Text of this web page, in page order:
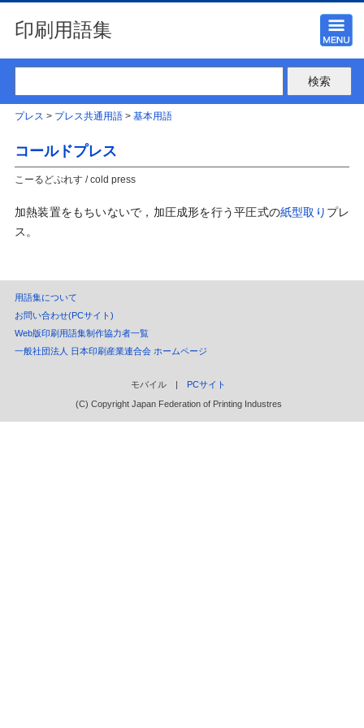
印刷用語集
プレス > プレス共通用語> 基本用語
コールドプレス
こーるどぷれす / cold press
加熱装置をもちいないで，加圧成形を行う平圧式の紙型取り プレ
ス。
用語集について
お問い合わせ(PCサイト)
Web版印刷用語集制作協力者一覧
一般社団法人 日本印刷産業連合会 ホームページ
モバイル | PCサイト
(C) Copyright Japan Federation of Printing Industres